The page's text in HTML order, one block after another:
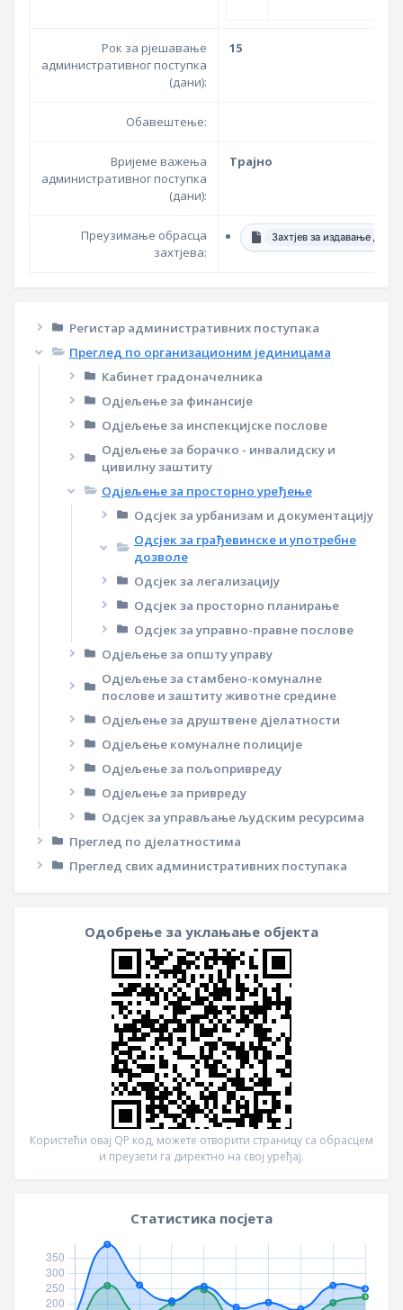
Рок за рјешавање
административног поступка
(дани):
15
Обавештење:
Вријеме важења
административног поступка
(дани):
Трајно
Преузимање обрасца
захтјева:
Захтјев за издавање
Регистар административних поступака
Преглед по организационим јединицама
Кабинет градоначелника
Одјељење за финансије
Одјељење за инспекцијске послове
Одјељење за борачко - инвалидску и
цивилну заштиту
Одјељење за просторно уређење
Одсјек за урбанизам и документацију
Одсјек за грађевинске и употребне
дозволе
Одсјек за легализацију
Одсјек за просторно планирање
Одсјек за управно-правне послове
Одјељење за општу управу
Одјељење за стамбено-комуналне
послове и заштиту животне средине
Одјељење за друштвене дјелатности
Одјељење комуналне полиције
Одјељење за пољопривреду
Одјељење за привреду
Одсјек за управљање људским ресурсима
Преглед по дјелатностима
Преглед свих административних поступака
Одобрење за уклањање објекта
Користећи овај QР код, можете отворити страницу са обрасцем
и преузети га директно на свој уређај.
Статистика посјета